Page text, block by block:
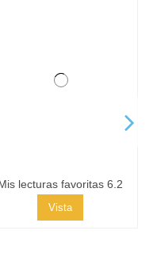
lecturas favoritas 6.2
Vista